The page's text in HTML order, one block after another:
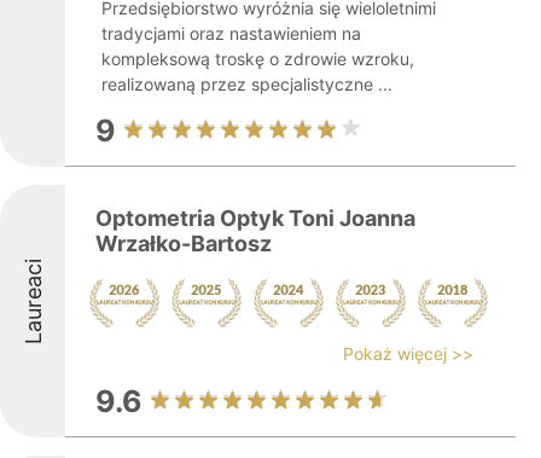
Przedsiębiorstwo wyróżnia się wieloletnimi
tradycjami oraz nastawieniem na
kompleksową troskę o zdrowie wzroku,
realizowaną przez specjalistyczne ...
9
Laureaci
Optometria Optyk Toni Joanna
Wrzałko-Bartosz
Pokaż więcej >>
9.6